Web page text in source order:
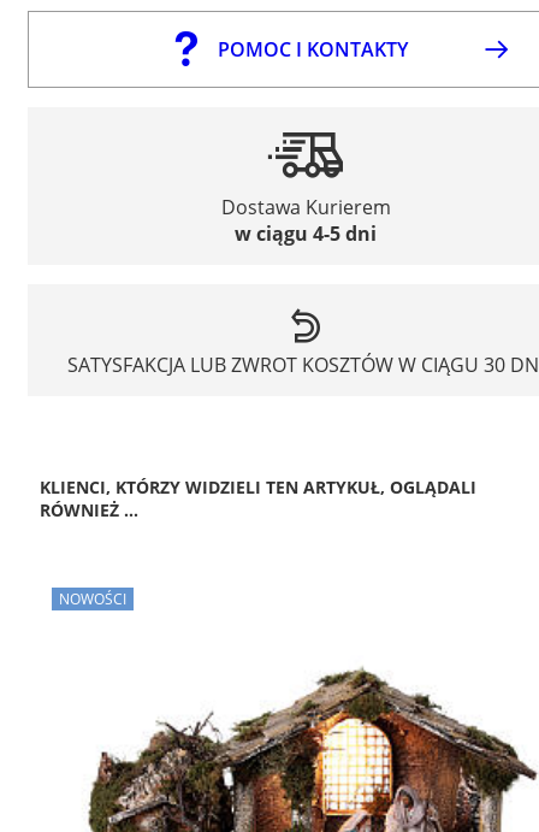
POMOC I KONTAKTY
Dostawa Kurierem
w ciągu 4-5 dni
SATYSFAKCJA LUB ZWROT KOSZTÓW W CIĄGU 30
KLIENCI, KTÓRZY WIDZIELI TEN ARTYKUŁ, OGLĄDALI
RÓWNIEŻ ...
NOWOŚCI